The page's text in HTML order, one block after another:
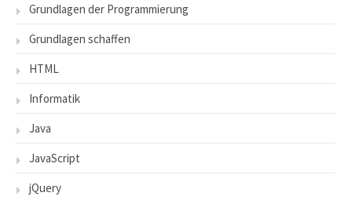
Grundlagen der Programmierung
Grundlagen schaffen
HTML
Informatik
Java
JavaScript
jQuery